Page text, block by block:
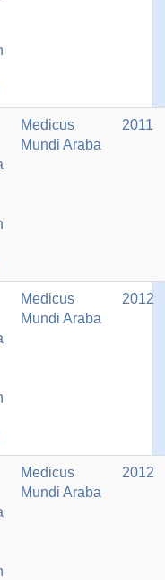
Medicus
Mundi Araba
2011
Medicus
Mundi Araba
2012
Medicus
Mundi Araba
2012